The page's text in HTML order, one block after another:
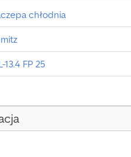
chłodnia
13.4 FP 25